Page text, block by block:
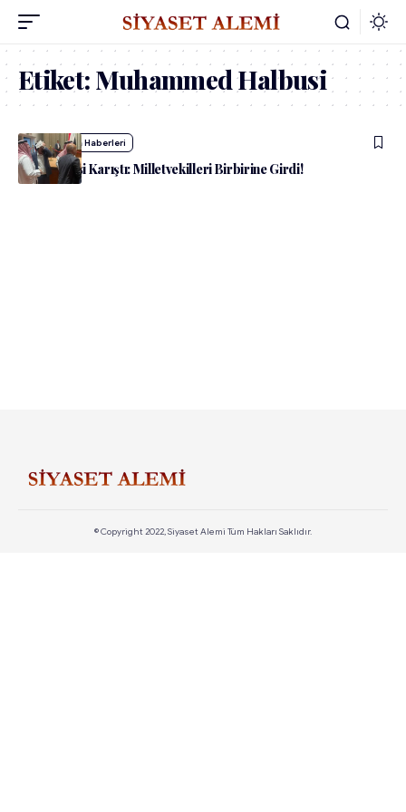
Etiket:Muhammed Halbusi
admin Dünya Haberleri
Irak Meclisi Karıştı: Milletvekilleri Birbirine Girdi!
© Copyright 2022, Siyaset Alemi Tüm Hakları Saklıdır.